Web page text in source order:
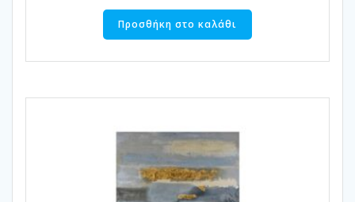
Προσθήκη στο καλάθι